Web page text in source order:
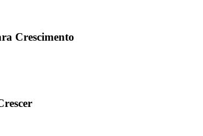
Crescimento